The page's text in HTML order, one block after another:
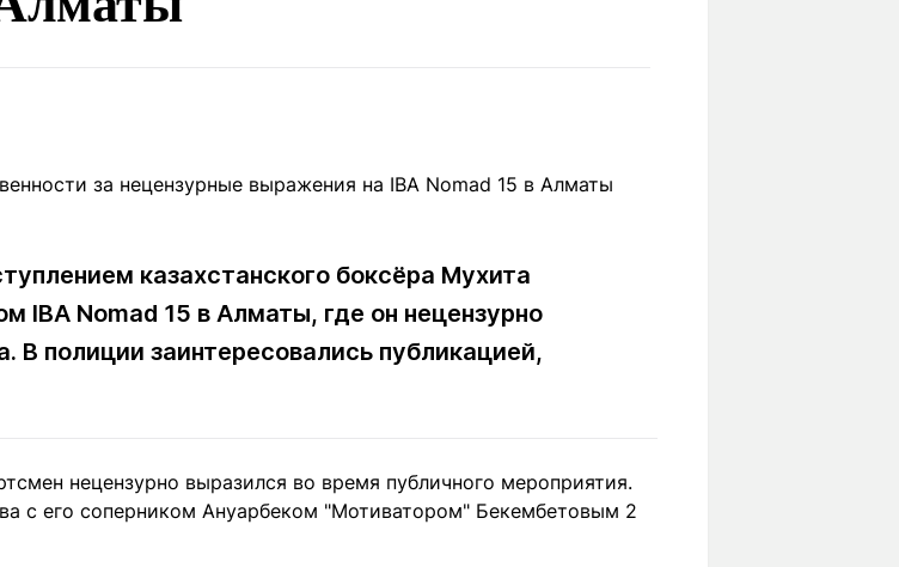
Статьи
Вакансии Реклама Пресс-центр Светлая тема
казахстанского боксёра Мухита
IBA Nomad 15 в Алматы, где он нецензурно
В полиции заинтересовались публикацией,
нецензурно выразился во время публичного мероприятия.
с его соперником Ануарбеком "Мотиватором" Бекембетовым 2